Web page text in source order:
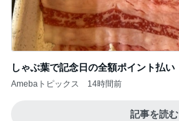
しゃぶ葉で記念日の全額ポイント払い
Amebaトピックス 14時間前
記事を読む